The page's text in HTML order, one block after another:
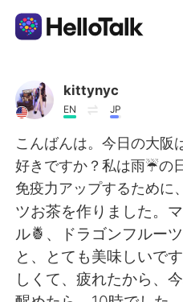
AI Grammar Checker
English
简体中文 繁體
Español
kittynyc
EN JP
こんばんは。今日の大阪
好きですか？私は雨☔️の
免疫力アップするために
ツお茶を作りました。
ル🍍、ドラゴンフルー
と、とても美味しいで
しくて、疲れたから、